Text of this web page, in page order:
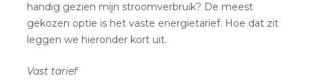
handig gezien mijn stroomverbruik? De meest
gekozen optie is het vaste energietarief. Hoe dat zit
leggen we hieronder kort uit.
Vast tarief